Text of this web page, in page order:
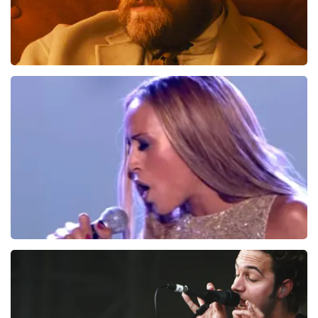
laatste 30 minuten